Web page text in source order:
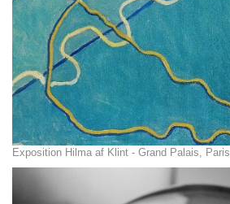
Exposition Hilma af Klint - Grand Palais, Paris